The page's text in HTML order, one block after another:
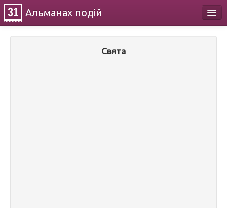
Альманах подій
Свята